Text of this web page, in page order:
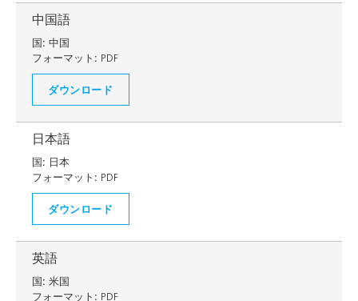
中国語
国: 中国
フォーマット: PDF
ダウンロード
日本語
国: 日本
フォーマット: PDF
ダウンロード
英語
国: 米国
フォーマット: PDF